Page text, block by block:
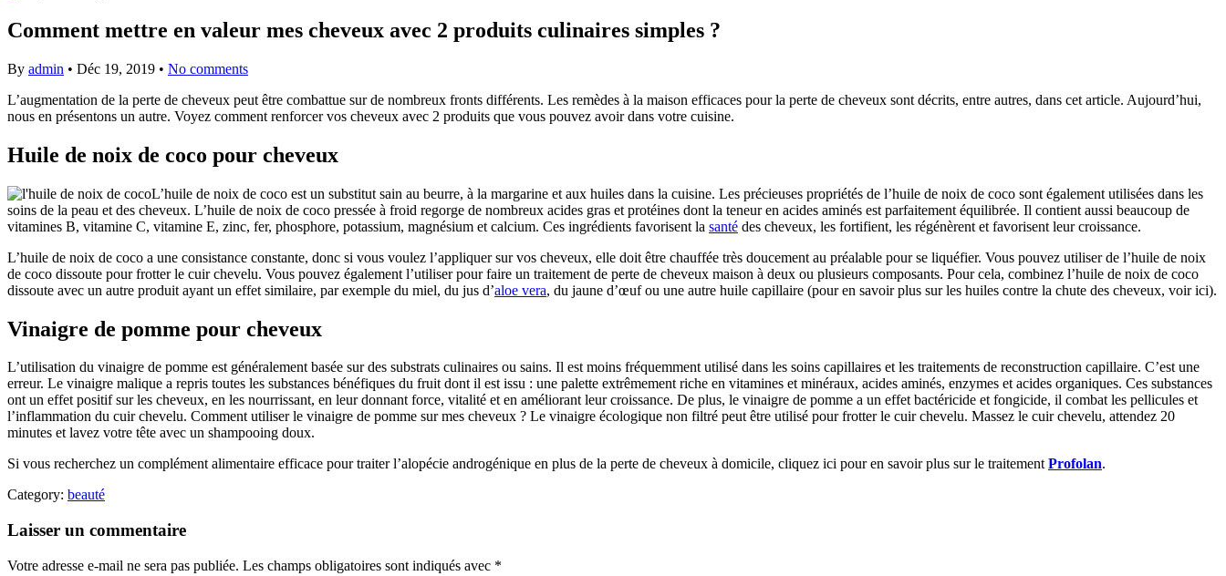
Comment mettre en valeur mes cheveux avec 2 produits culinaires simples ?
By admin • Déc 19, 2019 • No comments
L’augmentation de la perte de cheveux peut être combattue sur de nombreux fronts différents. Les remèdes à la maison efficaces pour la perte de cheveux sont décrits, entre autres, dans cet article. Aujourd’hui,
nous en présentons un autre. Voyez comment renforcer vos cheveux avec 2 produits que vous pouvez avoir dans votre cuisine.
Huile de noix de coco pour cheveux
L’huile de noix de coco est un substitut sain au beurre, à la margarine et aux huiles dans la cuisine. Les précieuses propriétés de l’huile de noix de coco sont également utilisées dans les
soins de la peau et des cheveux. L’huile de noix de coco pressée à froid regorge de nombreux acides gras et protéines dont la teneur en acides aminés est parfaitement équilibrée. Il contient aussi beaucoup de
vitamines B, vitamine C, vitamine E, zinc, fer, phosphore, potassium, magnésium et calcium. Ces ingrédients favorisent la santé des cheveux, les fortifient, les régénèrent et favorisent leur croissance.
L’huile de noix de coco a une consistance constante, donc si vous voulez l’appliquer sur vos cheveux, elle doit être chauffée très doucement au préalable pour se liquéfier. Vous pouvez utiliser de l’huile de noix
de coco dissoute pour frotter le cuir chevelu. Vous pouvez également l’utiliser pour faire un traitement de perte de cheveux maison à deux ou plusieurs composants. Pour cela, combinez l’huile de noix de coco
dissoute avec un autre produit ayant un effet similaire, par exemple du miel, du jus d’aloe vera, du jaune d’œuf ou une autre huile capillaire (pour en savoir plus sur les huiles contre la chute des cheveux, voir ici).
Vinaigre de pomme pour cheveux
L’utilisation du vinaigre de pomme est généralement basée sur des substrats culinaires ou sains. Il est moins fréquemment utilisé dans les soins capillaires et les traitements de reconstruction capillaire. C’est une
erreur. Le vinaigre malique a repris toutes les substances bénéfiques du fruit dont il est issu : une palette extrêmement riche en vitamines et minéraux, acides aminés, enzymes et acides organiques. Ces substances
ont un effet positif sur les cheveux, en les nourrissant, en leur donnant force, vitalité et en améliorant leur croissance. De plus, le vinaigre de pomme a un effet bactéricide et fongicide, il combat les pellicules et
l’inflammation du cuir chevelu. Comment utiliser le vinaigre de pomme sur mes cheveux ? Le vinaigre écologique non filtré peut être utilisé pour frotter le cuir chevelu. Massez le cuir chevelu, attendez 20
minutes et lavez votre tête avec un shampooing doux.
Si vous recherchez un complément alimentaire efficace pour traiter l’alopécie androgénique en plus de la perte de cheveux à domicile, cliquez ici pour en savoir plus sur le traitementProfolan.
Category: beauté
Laisser un commentaire
Votre adresse e-mail ne sera pas publiée. Les champs obligatoires sont indiqués avec *